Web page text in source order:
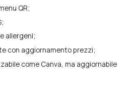
QR;
allergeni;
con aggiornamento prezzi;
come Canva, ma aggiornabile